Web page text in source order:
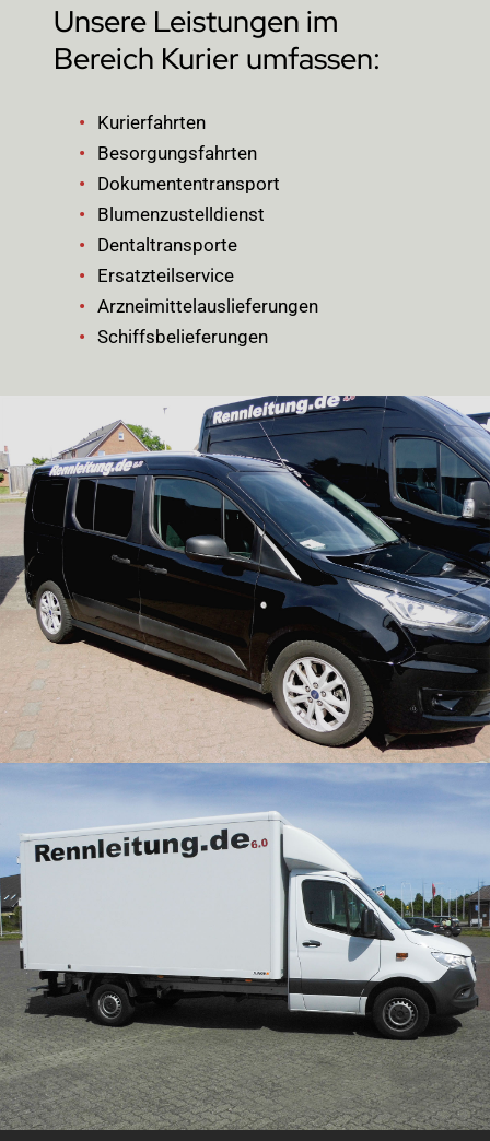
Unsere Leistungen im
Bereich Kurier umfassen:
Kurierfahrten
Besorgungsfahrten
Dokumententransport
Blumenzustelldienst
Dentaltransporte
Ersatzteilservice
Arzneimittelauslieferungen
Schiffsbelieferungen